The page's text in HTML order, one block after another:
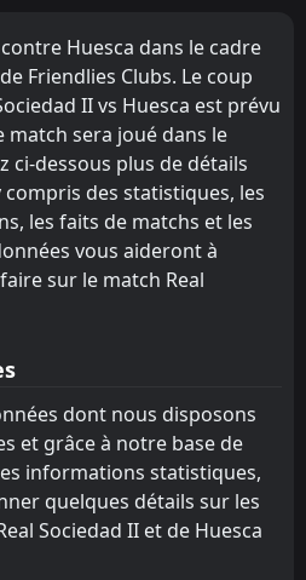
4
0
W
0
1
II
1
L
0
0
Huesca dans le cadre
Friendlies Clubs. Le coup
II vs Huesca est prévu
match sera joué dans le
ci-dessous plus de détails
des statistiques, les
les faits de matchs et les
vous aideront à
sur le match Real
dont nous disposons
et grâce à notre base de
informations statistiques,
quelques détails sur les
Sociedad II et de Huesca